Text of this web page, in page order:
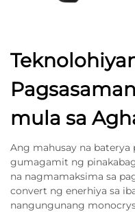
mula sa
Ang mahusay na baterya
gumagamit ng
na nagmamaksima sa
convert ng enerhiya sa
nangungunang